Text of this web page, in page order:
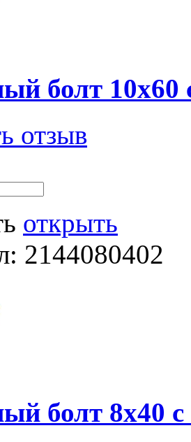
болт
отзыв
открыть
2144080402
болт 8х40